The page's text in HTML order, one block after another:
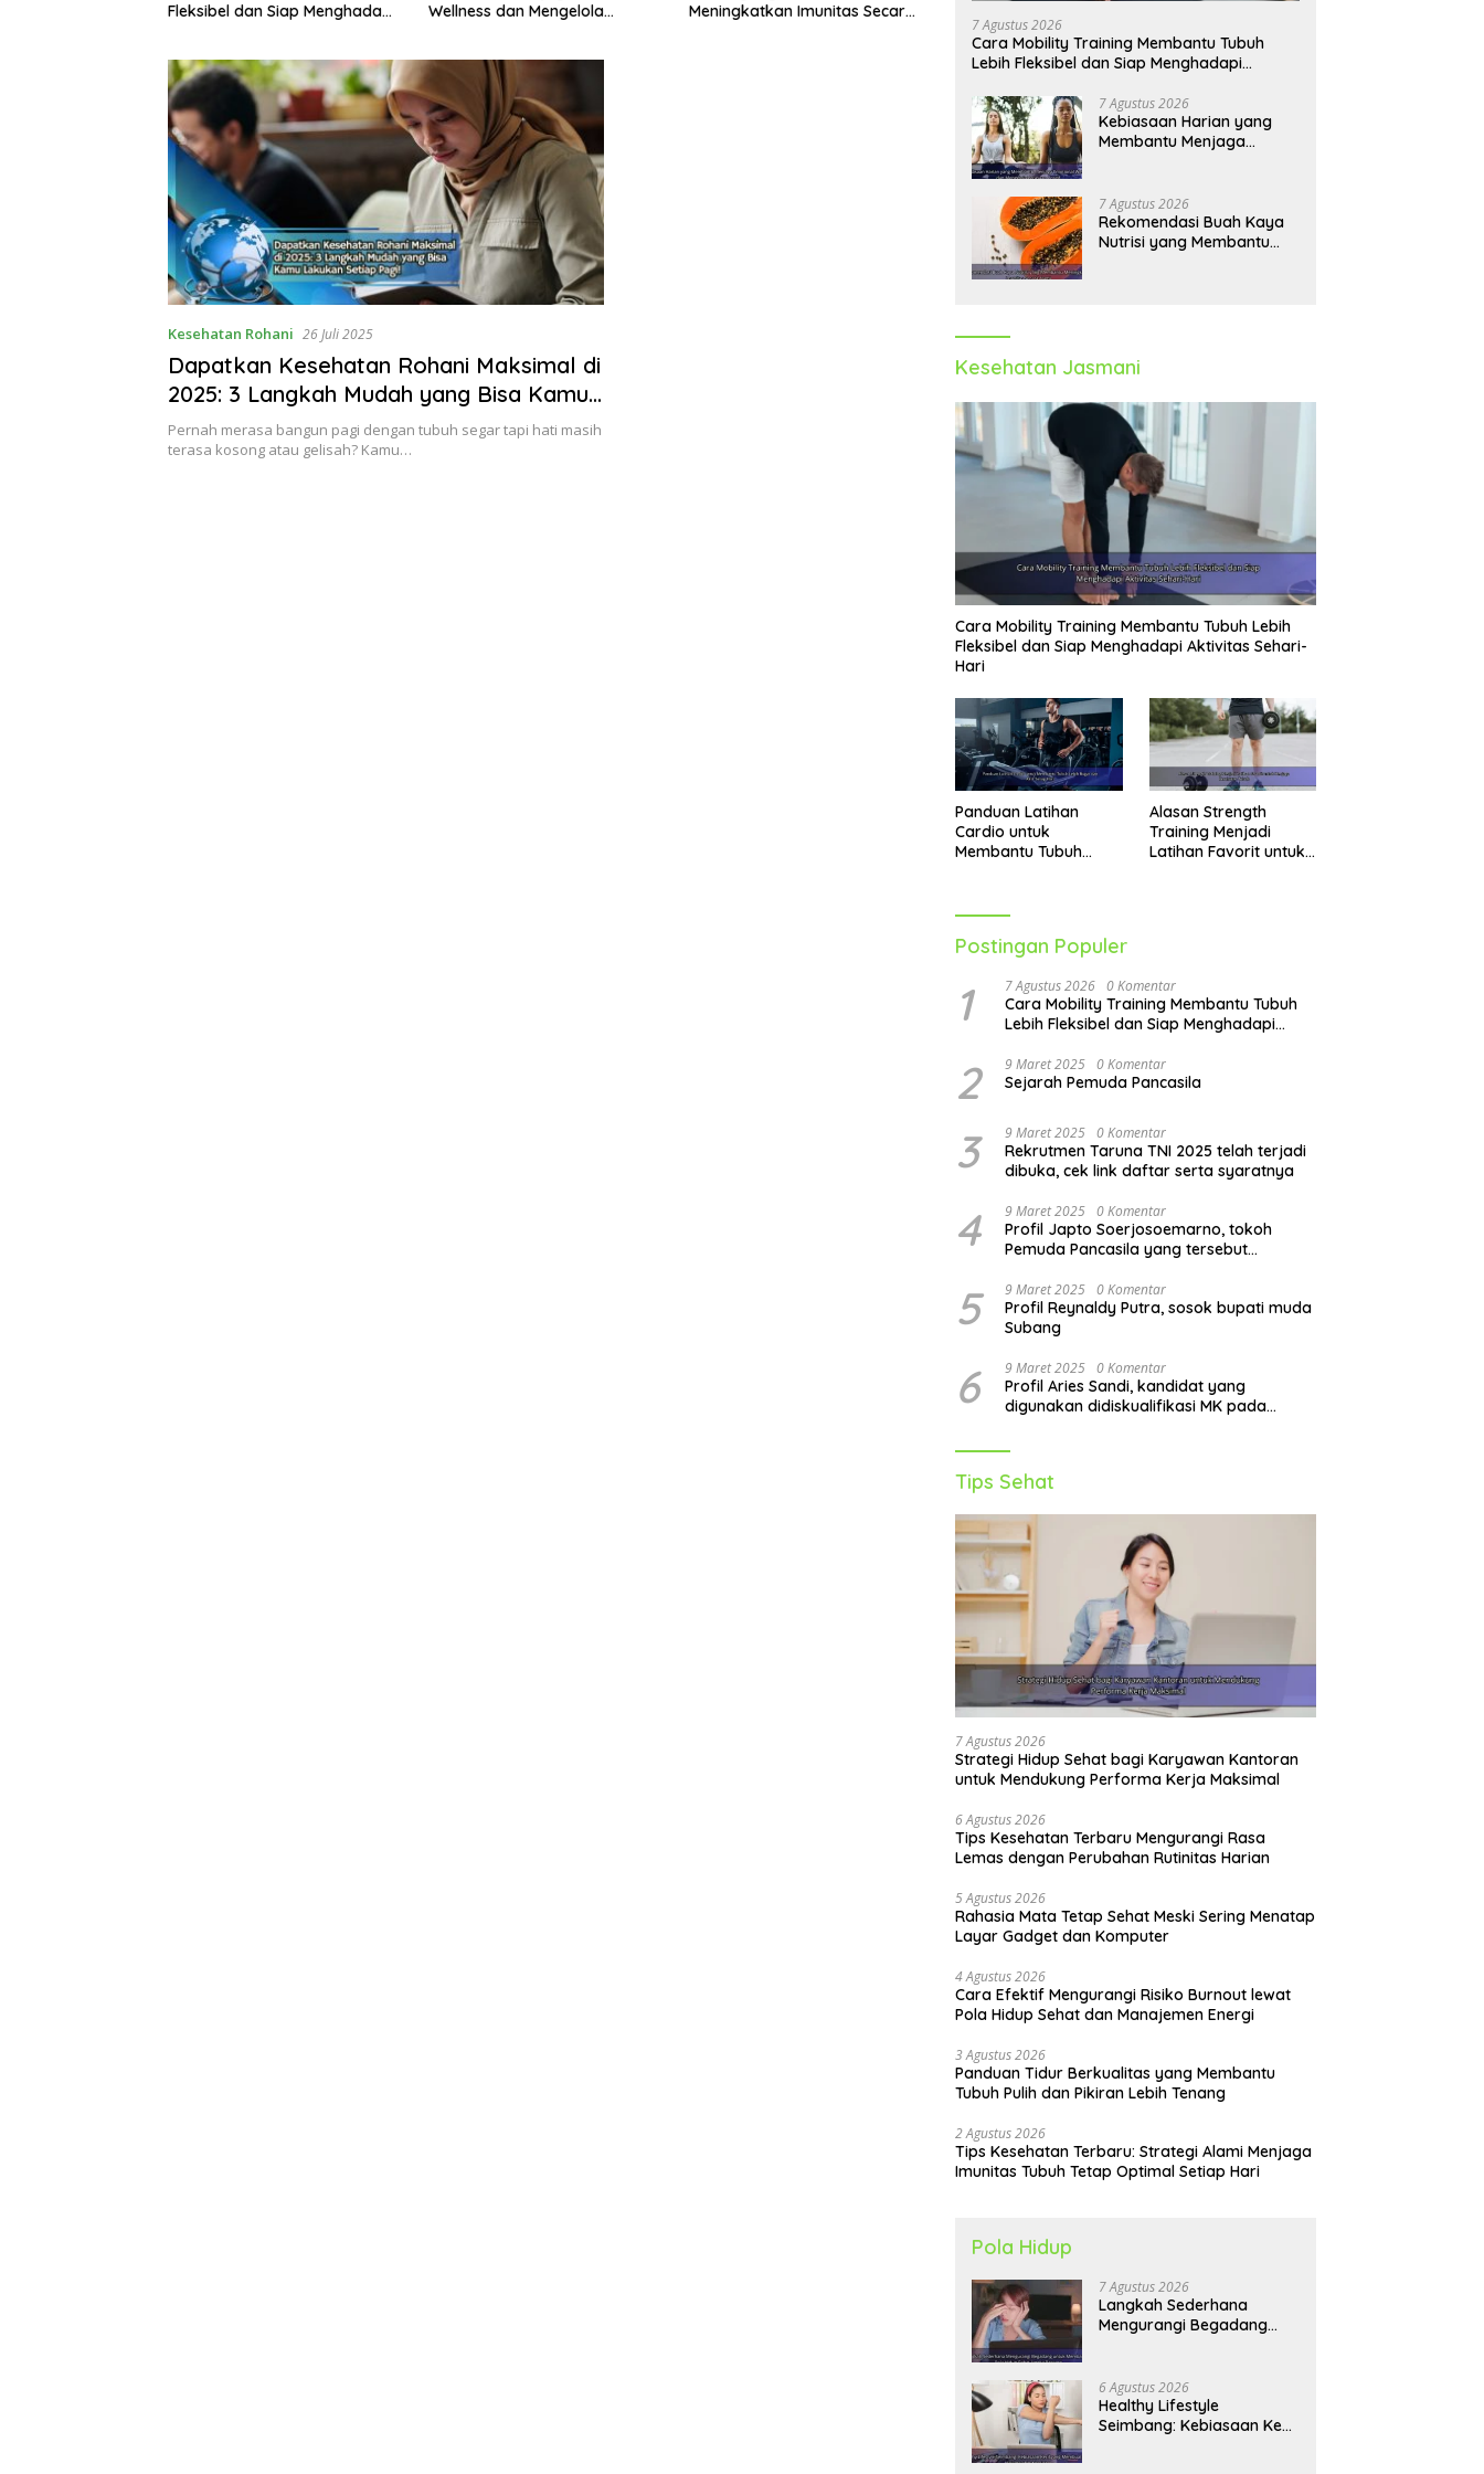
Wellness dan Mengelola
Meningkatkan Imunitas Secara
Mendukung Performa Kerja
Jangka Panjang
Kesehatan Rohani 26 Juli 2025
Dapatkan Kesehatan Rohani Maksimal di
2025: 3 Langkah Mudah yang Bisa Kamu
Lakukan Setiap Pagi!
Pernah merasa bangun pagi dengan tubuh segar tapi hati masih
terasa kosong atau gelisah? Kamu…
7 Agustus 2026
Cara Mobility Training Membantu Tubuh
Lebih Fleksibel dan Siap Menghadapi
7 Agustus 2026
Kebiasaan Harian yang
Membantu Menjaga
7 Agustus 2026
Rekomendasi Buah Kaya
Nutrisi yang Membantu
Kesehatan Jasmani
Cara Mobility Training Membantu Tubuh Lebih
Fleksibel dan Siap Menghadapi Aktivitas Sehari-
Hari
Panduan Latihan
Cardio untuk
Membantu Tubuh
Alasan Strength
Training Menjadi
Latihan Favorit untuk
Postingan Populer
1 7 Agustus 2026 0 Komentar
Cara Mobility Training Membantu Tubuh
Lebih Fleksibel dan Siap Menghadapi
2 9 Maret 2025 0 Komentar
Sejarah Pemuda Pancasila
3 9 Maret 2025 0 Komentar
Rekrutmen Taruna TNI 2025 telah terjadi
dibuka, cek link daftar serta syaratnya
4 9 Maret 2025 0 Komentar
Profil Japto Soerjosoemarno, tokoh
Pemuda Pancasila yang tersebut
5 9 Maret 2025 0 Komentar
Profil Reynaldy Putra, sosok bupati muda
Subang
6 9 Maret 2025 0 Komentar
Profil Aries Sandi, kandidat yang
digunakan didiskualifikasi MK pada
Tips Sehat
7 Agustus 2026
Strategi Hidup Sehat bagi Karyawan Kantoran
untuk Mendukung Performa Kerja Maksimal
6 Agustus 2026
Tips Kesehatan Terbaru Mengurangi Rasa
Lemas dengan Perubahan Rutinitas Harian
5 Agustus 2026
Rahasia Mata Tetap Sehat Meski Sering Menatap
Layar Gadget dan Komputer
4 Agustus 2026
Cara Efektif Mengurangi Risiko Burnout lewat
Pola Hidup Sehat dan Manajemen Energi
3 Agustus 2026
Panduan Tidur Berkualitas yang Membantu
Tubuh Pulih dan Pikiran Lebih Tenang
2 Agustus 2026
Tips Kesehatan Terbaru: Strategi Alami Menjaga
Imunitas Tubuh Tetap Optimal Setiap Hari
Pola Hidup
7 Agustus 2026
Langkah Sederhana
Mengurangi Begadang
Panjang
6 Agustus 2026
Healthy Lifestyle
Seimbang: Kebiasaan Kecil